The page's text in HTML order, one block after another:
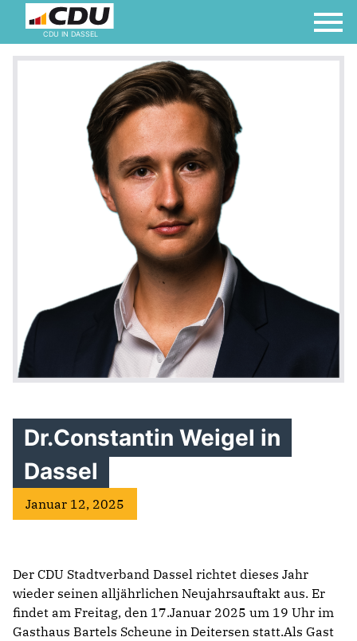
CDU IN DASSEL
Dr.Constantin Weigel in
Dassel
Januar 12, 2025
Der CDU Stadtverband Dassel richtet dieses Jahr
wieder seinen alljährlichen Neujahrsauftakt aus. Er
findet am Freitag, den 17.Januar 2025 um 19 Uhr im
Gasthaus Bartels Scheune in Deitersen statt.Als Gast